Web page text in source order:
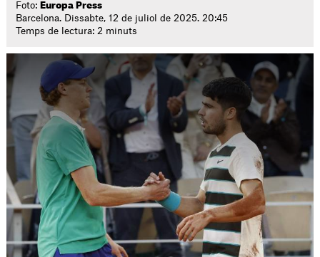
Foto: Europa Press
Barcelona. Dissabte, 12 de juliol de 2025. 20:45
Temps de lectura: 2 minuts